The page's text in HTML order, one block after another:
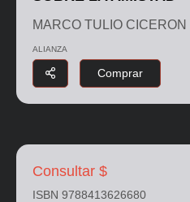
MARCO TULIO CICERON
ALIANZA
Comprar
Consultar $
ISBN 9788413626680